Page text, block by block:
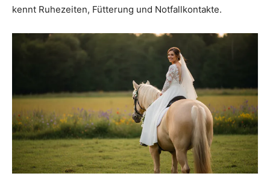
kennt Ruhezeiten, Fütterung und Notfallkontakte.